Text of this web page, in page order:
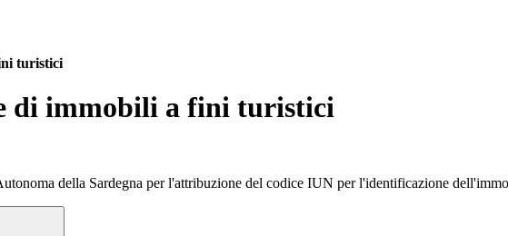
turistici
di immobili a fini turistici
della Sardegna per l'attribuzione del codice IUN per l'identificazione